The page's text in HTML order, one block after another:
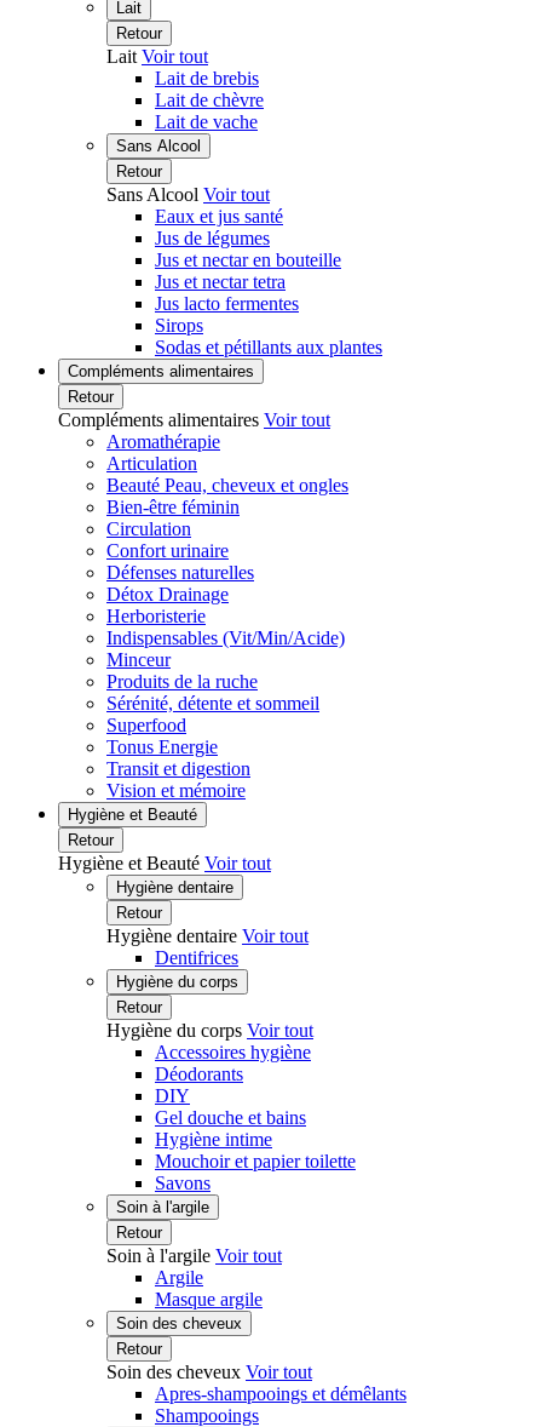
Lait
Retour
Lait Voir tout
Lait de brebis
Lait de chèvre
Lait de vache
Sans Alcool
Retour
Sans Alcool Voir tout
Eaux et jus santé
Jus de légumes
Jus et nectar en bouteille
Jus et nectar tetra
Jus lacto fermentes
Sirops
Sodas et pétillants aux plantes
Compléments alimentaires
Retour
Compléments alimentaires Voir tout
Aromathérapie
Articulation
Beauté Peau, cheveux et ongles
Bien-être féminin
Circulation
Confort urinaire
Défenses naturelles
Détox Drainage
Herboristerie
Indispensables (Vit/Min/Acide)
Minceur
Produits de la ruche
Sérénité, détente et sommeil
Superfood
Tonus Energie
Transit et digestion
Vision et mémoire
Hygiène et Beauté
Retour
Hygiène et Beauté Voir tout
Hygiène dentaire
Retour
Hygiène dentaire Voir tout
Dentifrices
Hygiène du corps
Retour
Hygiène du corps Voir tout
Accessoires hygiène
Déodorants
DIY
Gel douche et bains
Hygiène intime
Mouchoir et papier toilette
Savons
Soin à l'argile
Retour
Soin à l'argile Voir tout
Argile
Masque argile
Soin des cheveux
Retour
Soin des cheveux Voir tout
Apres-shampooings et démêlants
Shampooings